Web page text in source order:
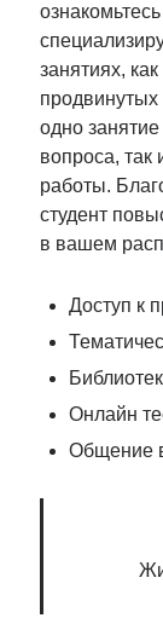
занятиях,
одно
вопроса, так
работы.
студент
в вашем
Доступ к
Онлайн
Общение